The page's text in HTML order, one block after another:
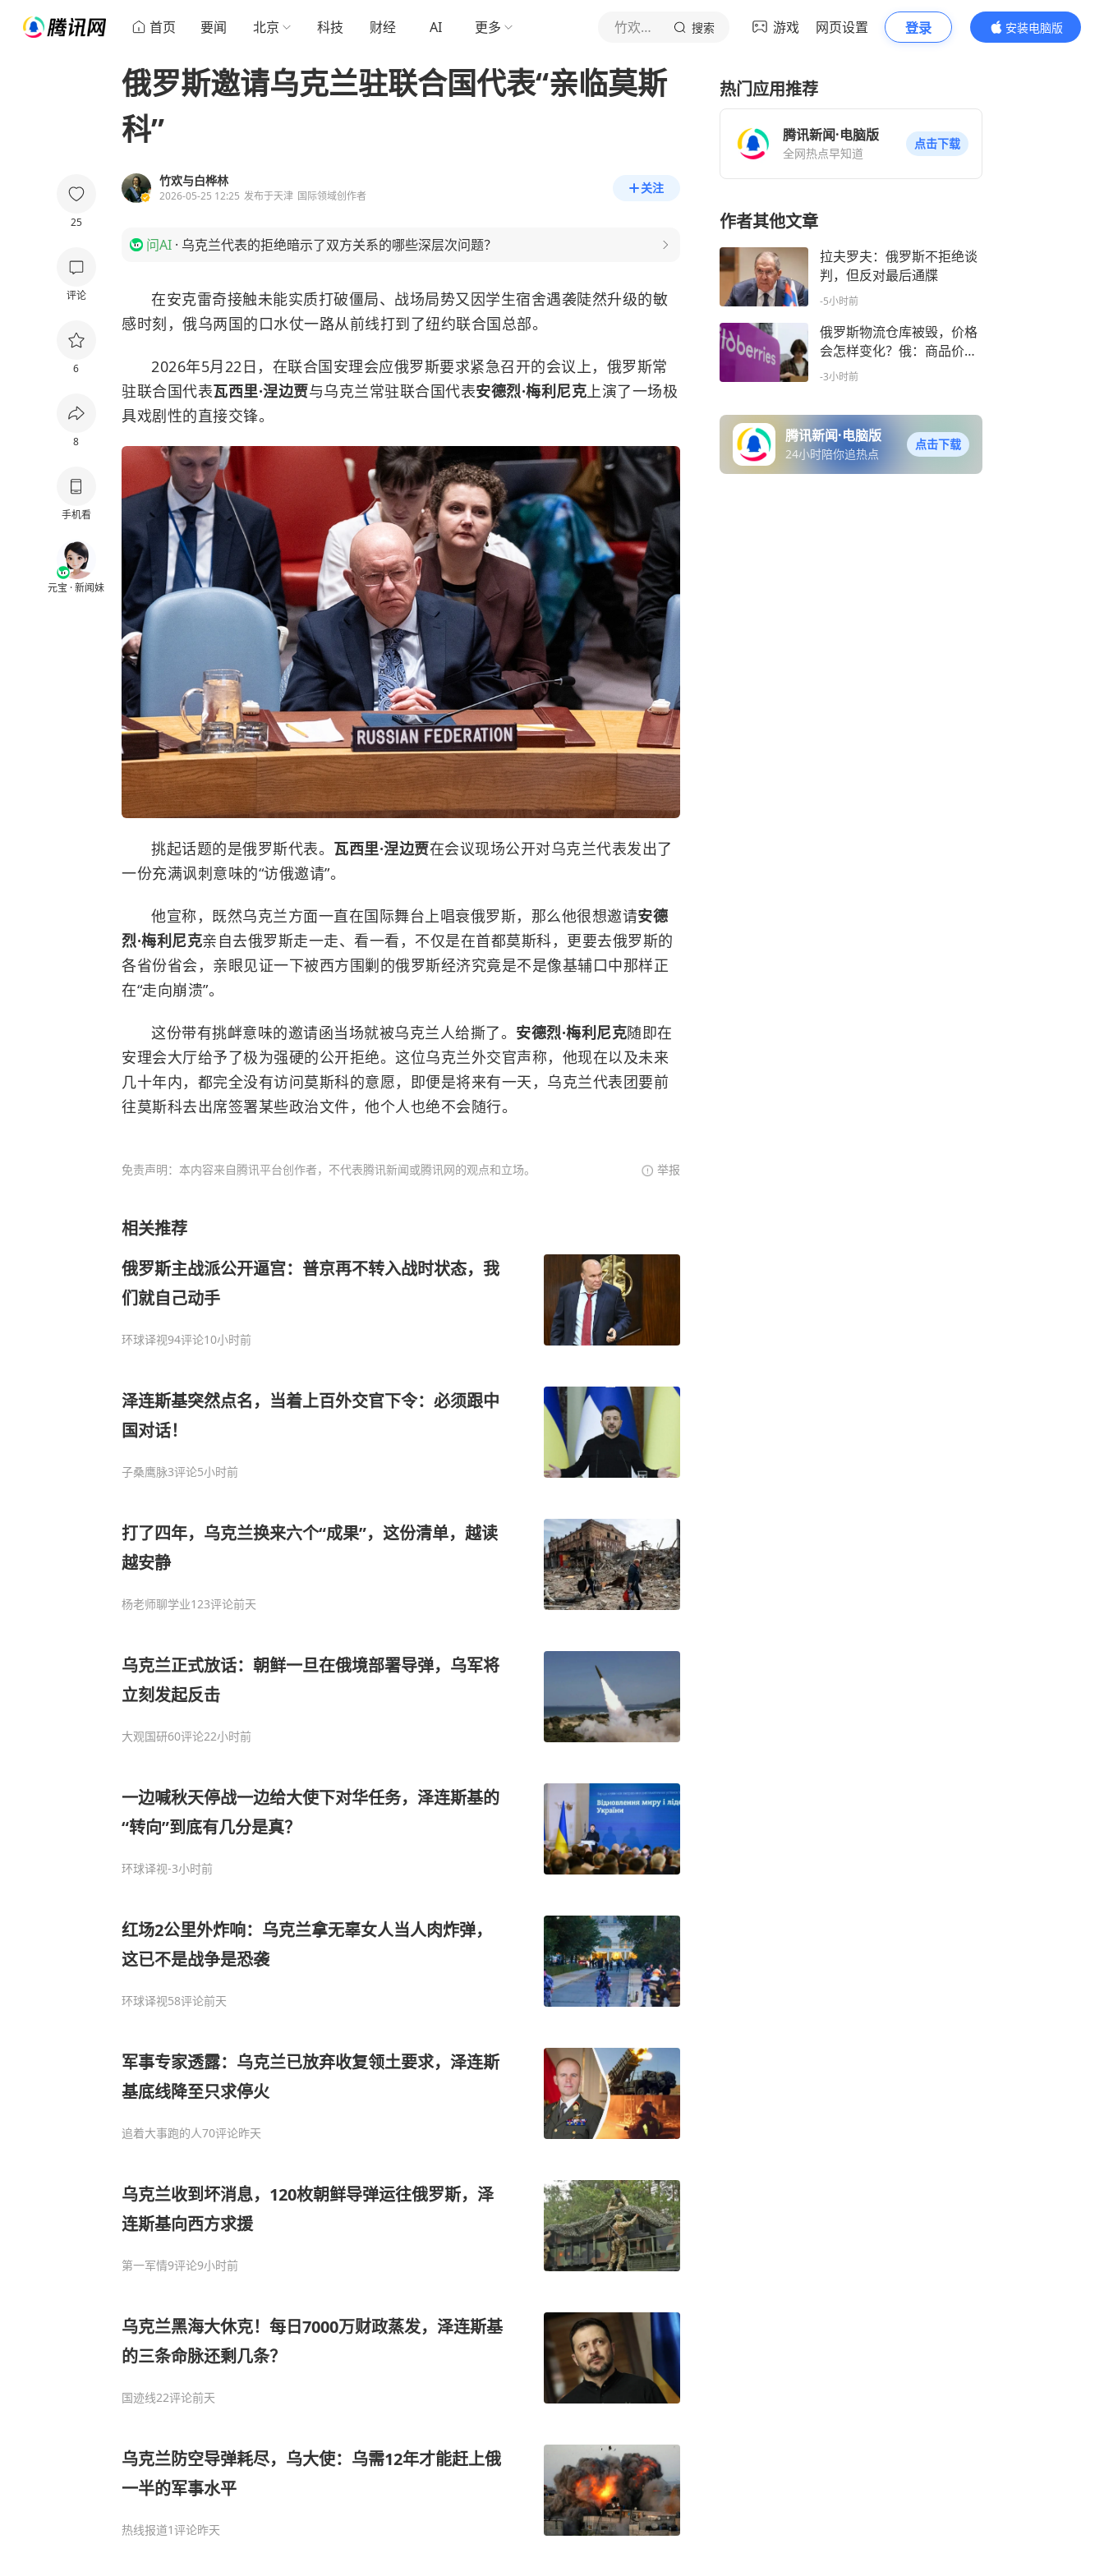
首页 要闻 北京 科技 财经 AI 更多 竹欢与白桦林 搜索 游戏 网页设置 登录
安装电脑版
内容更精彩
25
评论
6
8
手机看
元宝 · 新闻妹
俄罗斯邀请乌克兰驻联合国代表“亲临莫斯
科”
竹欢与白桦林
2026-05-25 12:25 发布于天津 国际领域创作者
关注
问AI · 乌克兰代表的拒绝暗示了双方关系的哪些深层次问题？
在安克雷奇接触未能实质打破僵局、战场局势又因学生宿舍遇袭陡然升级的敏
感时刻，俄乌两国的口水仗一路从前线打到了纽约联合国总部。
2026年5月22日，在联合国安理会应俄罗斯要求紧急召开的会议上，俄罗斯常
驻联合国代表瓦西里·涅边贾与乌克兰常驻联合国代表安德烈·梅利尼克上演了一场极
具戏剧性的直接交锋。
挑起话题的是俄罗斯代表。 瓦西里·涅边贾在会议现场公开对乌克兰代表发出了
一份充满讽刺意味的“访俄邀请”。
他宣称，既然乌克兰方面一直在国际舞台上唱衰俄罗斯，那么他很想邀请安德
烈·梅利尼克亲自去俄罗斯走一走、看一看，不仅是在首都莫斯科，更要去俄罗斯的
各省份省会，亲眼见证一下被西方围剿的俄罗斯经济究竟是不是像基辅口中那样正
在“走向崩溃”。
这份带有挑衅意味的邀请函当场就被乌克兰人给撕了。 安德烈·梅利尼克随即在
安理会大厅给予了极为强硬的公开拒绝。这位乌克兰外交官声称，他现在以及未来
几十年内，都完全没有访问莫斯科的意愿，即便是将来有一天，乌克兰代表团要前
往莫斯科去出席签署某些政治文件，他个人也绝不会随行。
免责声明：本内容来自腾讯平台创作者，不代表腾讯新闻或腾讯网的观点和立场。 举报
相关推荐
俄罗斯主战派公开逼宫：普京再不转入战时状态，我
们就自己动手
环球译视94评论10小时前
泽连斯基突然点名，当着上百外交官下令：必须跟中
国对话！
子桑鹰脉3评论5小时前
打了四年，乌克兰换来六个“成果”，这份清单，越读
越安静
杨老师聊学业123评论前天
乌克兰正式放话：朝鲜一旦在俄境部署导弹，乌军将
立刻发起反击
大观国研60评论22小时前
一边喊秋天停战一边给大使下对华任务，泽连斯基的
“转向”到底有几分是真？
环球译视-3小时前
红场2公里外炸响：乌克兰拿无辜女人当人肉炸弹，
这已不是战争是恐袭
环球译视58评论前天
军事专家透露：乌克兰已放弃收复领土要求，泽连斯
基底线降至只求停火
追着大事跑的人70评论昨天
乌克兰收到坏消息，120枚朝鲜导弹运往俄罗斯，泽
连斯基向西方求援
第一军情9评论9小时前
乌克兰黑海大休克！每日7000万财政蒸发，泽连斯基
的三条命脉还剩几条？
国迹线22评论前天
乌克兰防空导弹耗尽，乌大使：乌需12年才能赶上俄
一半的军事水平
热线报道1评论昨天
热门应用推荐
腾讯新闻·电脑版
全网热点早知道
点击下载
作者其他文章
拉夫罗夫：俄罗斯不拒绝谈
判，但反对最后通牒
-5小时前
俄罗斯物流仓库被毁，价格
会怎样变化？俄：商品价格
可能上涨
-3小时前
腾讯新闻·电脑版
24小时陪你追热点
点击下载